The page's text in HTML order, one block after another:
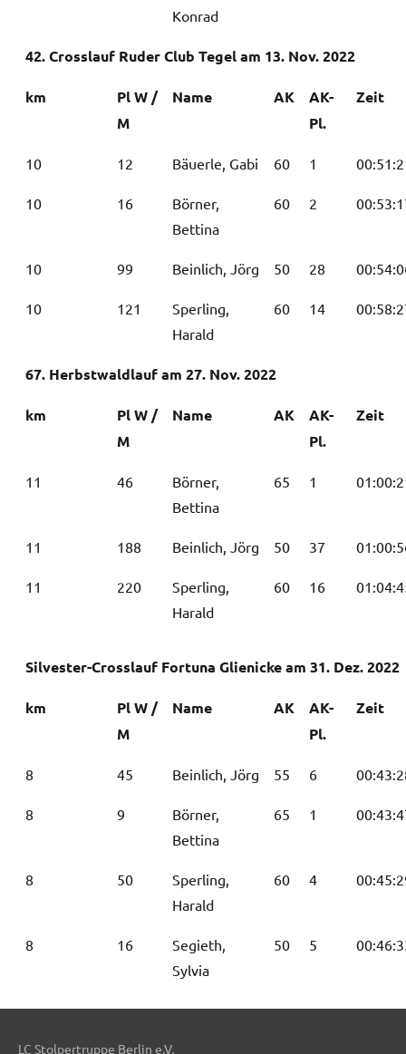
Konrad
42. Crosslauf Ruder Club Tegel am 13. Nov. 2022
km
Pl W /
M
Name AK
AK-
Pl.
Zeit
10 12 Bäuerle, Gabi 60 1
10 16
Börner,
Bettina
60 2
10 99 Beinlich, Jörg 50 28
10 121
Sperling,
Harald
60 14
67. Herbstwaldlauf am 27. Nov. 2022
km
Pl W /
M
Name AK
AK-
Pl.
Zeit
11 46
Börner,
Bettina
65 1
11 188 Beinlich, Jörg 50 37
11 220
Sperling,
Harald
60 16
Silvester-Crosslauf Fortuna Glienicke am 31. Dez. 2022
km
Pl W /
M
Name AK
AK-
Pl.
Zeit
8 45 Beinlich, Jörg 55 6
8 9
Börner,
Bettina
65 1
8 50
Sperling,
Harald
60 4
8 16
Segieth,
Sylvia
50 5
LC Stolpertruppe Berlin e.V.